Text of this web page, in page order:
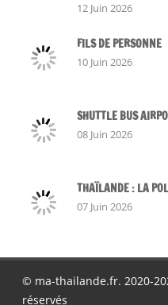
12 Juin 2026
FILS DE PERSONNE
10 Juin 2026
SHUTTLE BUS
08 Juin 2026
THAÏLANDE : LA
07 Juin 2026
© ma-thailande.fr. 2020-
réservés